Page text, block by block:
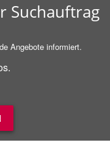
Suchauftrag
Angebote informiert.